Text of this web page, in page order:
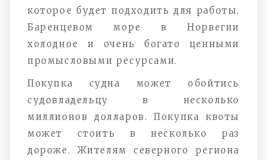
которое будет подходить для работы.
Баренцевом море в Норвегии
холодное и очень богато ценными
промысловыми ресурсами.
Покупка судна может обойтись
судовладельцу в несколько
миллионов долларов. Покупка квоты
может стоить в несколько раз
дороже. Жителям северного региона